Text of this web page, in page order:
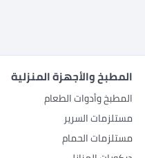
المطبخ والأجهزة المنزلية
المطبخ وأدوات الطعام
مستلزمات السرير
مستلزمات الحمام